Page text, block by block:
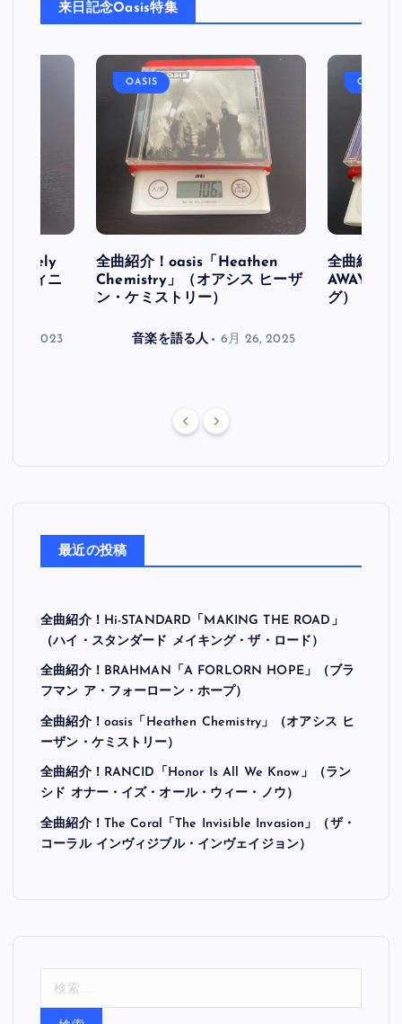
来日記念Oasis特集
フィニ
30, 2023
OASIS
全曲紹介！oasis「Heathen
Chemistry」（オアシス ヒーザ
ン・ケミストリー）
音楽を語る人 6月 26, 2025
OASIS
全曲紹介
AWAY」
グ）
最近の投稿
全曲紹介！Hi-STANDARD「MAKING THE ROAD」
（ハイ・スタンダード メイキング・ザ・ロード）
全曲紹介！BRAHMAN「A FORLORN HOPE」（ブラ
フマン ア・フォーローン・ホープ）
全曲紹介！oasis「Heathen Chemistry」（オアシス ヒ
ーザン・ケミストリー）
全曲紹介！RANCID「Honor Is All We Know」（ラン
シド オナー・イズ・オール・ウィー・ノウ）
全曲紹介！The Coral「The Invisible Invasion」（ザ・
コーラル インヴィジブル・インヴェイジョン）